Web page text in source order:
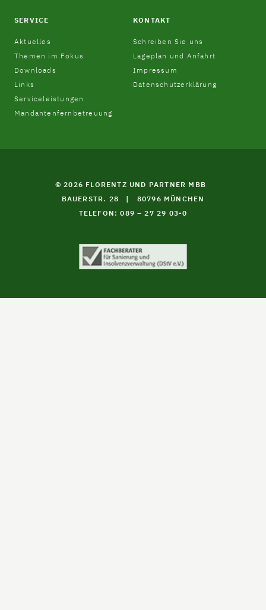
SERVICE
Aktuelles
Themen im Fokus
Downloads
Links
Serviceleistungen
Mandantenfernbetreuung
KONTAKT
Schreiben Sie uns
Lageplan und Anfahrt
Impressum
Datenschutzerklärung
© 2026 FLORENTZ UND PARTNER MBB
BAUERSTR. 28
|
80796 MÜNCHEN
TELEFON: 089 – 27 29 03-0